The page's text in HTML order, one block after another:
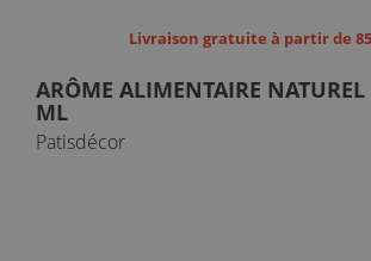
Livraison gratuite à partir de
ARÔME ALIMENTAIRE
ML
Patisdécor